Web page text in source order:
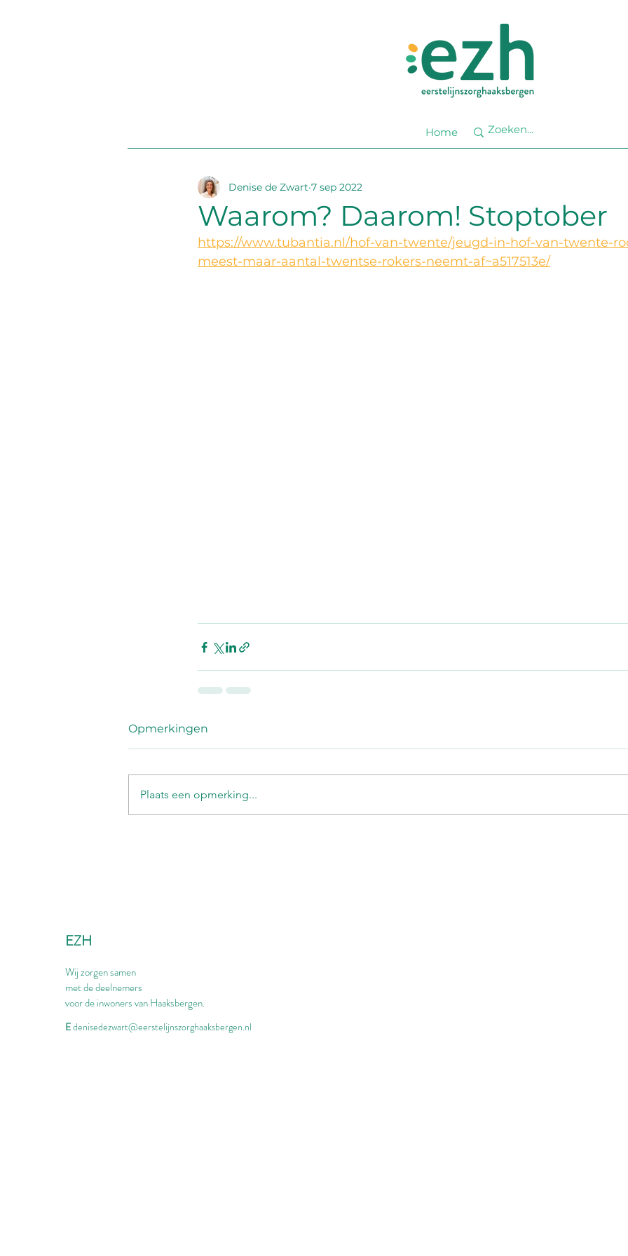
Home
Waarom? Daarom! Stoptober
Denise de Zwart 7 sep 2022
https://www.tubantia.nl/hof-van-twente/jeugd-in-hof-van-twente-
meest-maar-aantal-twentse-rokers-neemt-af~a517513e/
Opmerkingen
Plaats een opmerking...
EZH
Wij zorgen samen
met de deelnemers
voor de inwoners van Haaksbergen.
Edenisedezwart@eerstelijnszorghaaksbergen.nl